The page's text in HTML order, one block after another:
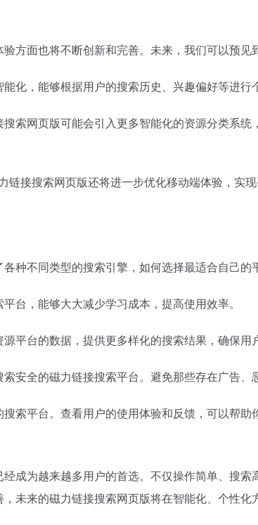
方面也将不断创新和完善。未来，我们可以预见
化，能够根据用户的搜索历史、兴趣偏好等进行
索网页版可能会引入更多智能化的资源分类系
链接搜索网页版还将进一步优化移动端体验，实
种不同类型的搜索引擎，如何选择最适合自己的
台，能够大大减少学习成本，提高使用效率。
平台的数据，提供更多样化的搜索结果，确保用
安全的磁力链接搜索平台。避免那些存在广告、
索平台。查看用户的使用体验和反馈，可以帮助
成为越来越多用户的首选。不仅操作简单、搜
未来的磁力链接搜索网页版将在智能化、个性化